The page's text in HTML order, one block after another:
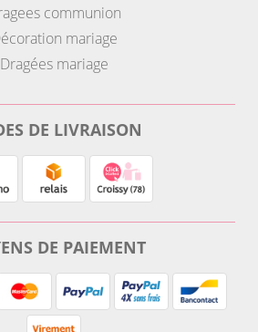
communion
mariage
Dragées mariage
DE LIVRAISON
DE PAIEMENT